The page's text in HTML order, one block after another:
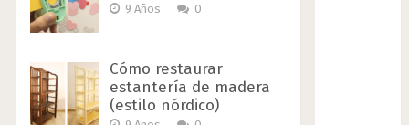
9 Años 0
Cómo restaurar
estantería de madera
(estilo nórdico)